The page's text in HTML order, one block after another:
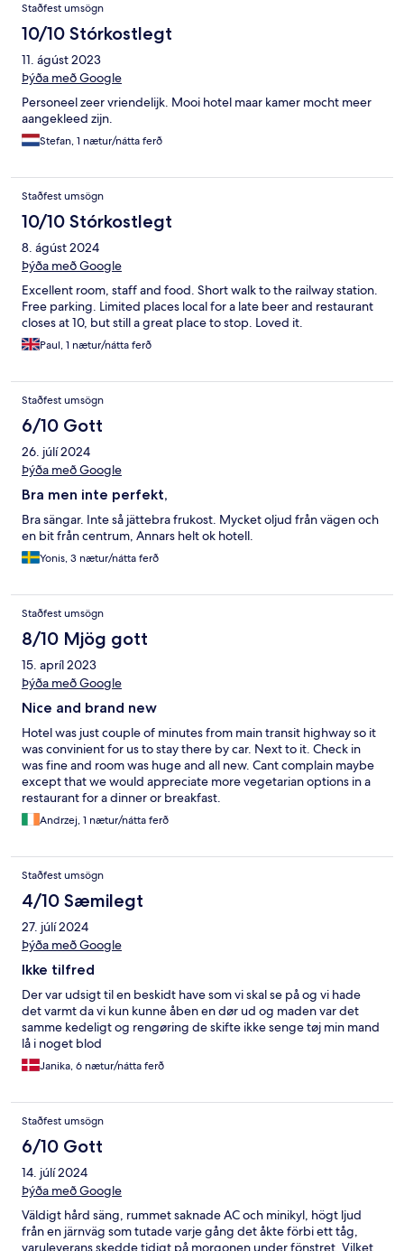
Staðfest umsögn
10/10 Stórkostlegt
11. ágúst 2023
Þýða með Google
Personeel zeer vriendelijk. Mooi hotel maar kamer mocht meer
aangekleed zijn.
Stefan, 1 nætur/nátta ferð
Staðfest umsögn
10/10 Stórkostlegt
8. ágúst 2024
Þýða með Google
Excellent room, staff and food. Short walk to the railway station.
Free parking. Limited places local for a late beer and restaurant
closes at 10, but still a great place to stop. Loved it.
Paul, 1 nætur/nátta ferð
Staðfest umsögn
6/10 Gott
26. júlí 2024
Þýða með Google
Bra men inte perfekt,
Bra sängar. Inte så jättebra frukost. Mycket oljud från vägen och
en bit från centrum, Annars helt ok hotell.
Yonis, 3 nætur/nátta ferð
Staðfest umsögn
8/10 Mjög gott
15. apríl 2023
Þýða með Google
Nice and brand new
Hotel was just couple of minutes from main transit highway so it
was convinient for us to stay there by car. Next to it. Check in
was fine and room was huge and all new. Cant complain maybe
except that we would appreciate more vegetarian options in a
restaurant for a dinner or breakfast.
Andrzej, 1 nætur/nátta ferð
Staðfest umsögn
4/10 Sæmilegt
27. júlí 2024
Þýða með Google
Ikke tilfred
Der var udsigt til en beskidt have som vi skal se på og vi hade
det varmt da vi kun kunne åben en dør ud og maden var det
samme kedeligt og rengøring de skifte ikke senge tøj min mand
lå i noget blod
Janika, 6 nætur/nátta ferð
Staðfest umsögn
6/10 Gott
14. júlí 2024
Þýða með Google
Väldigt hård säng, rummet saknade AC och minikyl, högt ljud
från en järnväg som tutade varje gång det åkte förbi ett tåg,
varuleverans skedde tidigt på morgonen under fönstret. Vilket